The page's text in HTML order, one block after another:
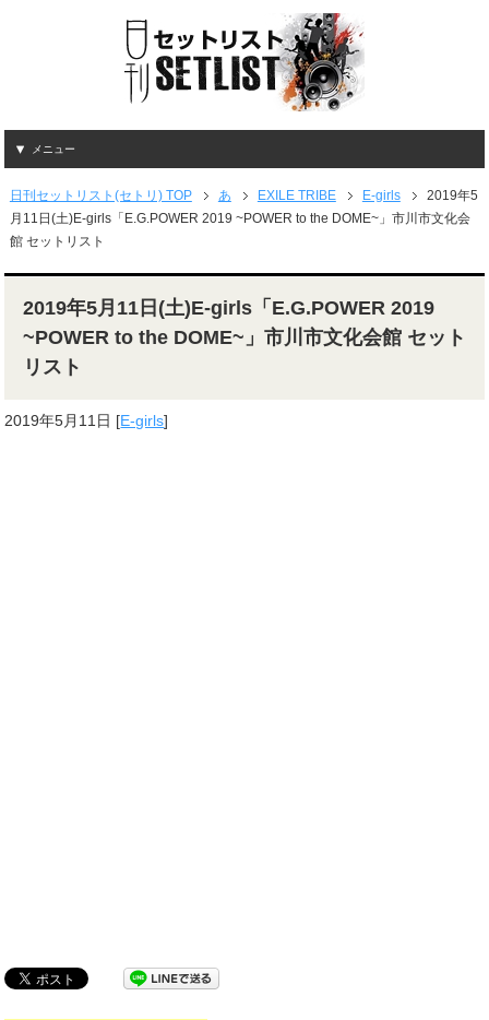
メニュー
日刊セットリスト(セトリ) TOP あ EXILE TRIBE E-girls
2019年5
月11日(土)E-girls「E.G.POWER 2019 ~POWER to the DOME~」市川市文化会
館 セットリスト
2019年5月11日(土)E-girls「E.G.POWER 2019
~POWER to the DOME~」市川市文化会館 セット
リスト
2019年5月11日 [E-girls]